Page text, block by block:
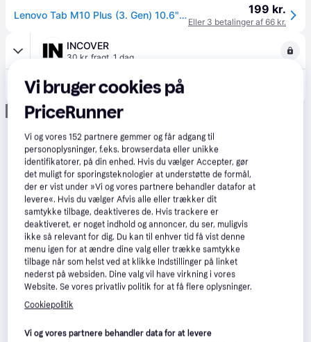
Lenovo Tab M10 Plus (3. Gen) 10.6" (TB-125F/128F) Tech-Protect Smartcase Cover - Hvide Blomster 199 kr.
Eller 3 betalinger af 66 kr.
INCOVER
30 kr. fragt 1 dag
Lenovo Tab M10 Plus (3. Gen) 10.6" (TB-125F/128F) Tech-Protect Smartcase Tri-fold Cover - Hvide Blomster
Annonce
Vi bruger cookies på
PriceRunner
Vi og vores152 partnere gemmer og får adgang til
personoplysninger, f.eks. browserdata eller unikke
identifikatorer, på din enhed. Hvis du vælger Accepter, gør
det muligt for sporingsteknologier at understøtte de formål,
der er vist under »Vi og vores partnere behandler datafor at
levere«. Hvis du vælger Afvis alle eller trækker dit
samtykke tilbage, deaktiveres de. Hvis trackere er
deaktiveret, er noget indhold og annoncer, du ser, muligvis
ikke så relevant for dig. Du kan til enhver tid få vist denne
menu igen for at ændre dine valg eller trække samtykke
tilbage når som helst ved at klikke Indstillinger på linket
nederst på websiden. Dine valg vil have virkning i vores
Website. Se vores privatliv politik for at få flere oplysninger.
Cookiepolitik
Vi og vores partnere behandler data for at levere